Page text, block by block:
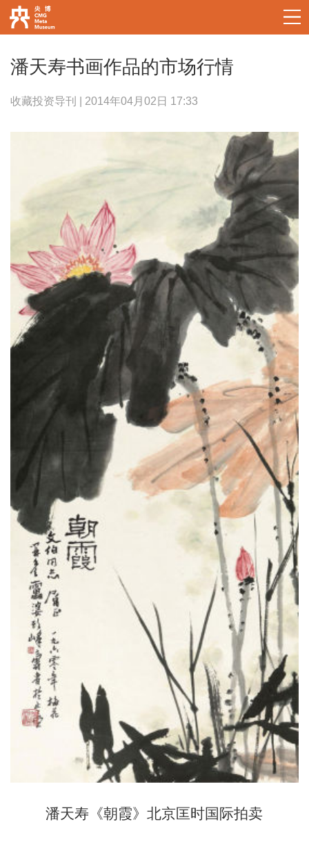
潘天寿书画作品的市场行情
收藏投资导刊 | 2014年04月02日 17:33
潘天寿《朝霞》北京匡时国际拍卖